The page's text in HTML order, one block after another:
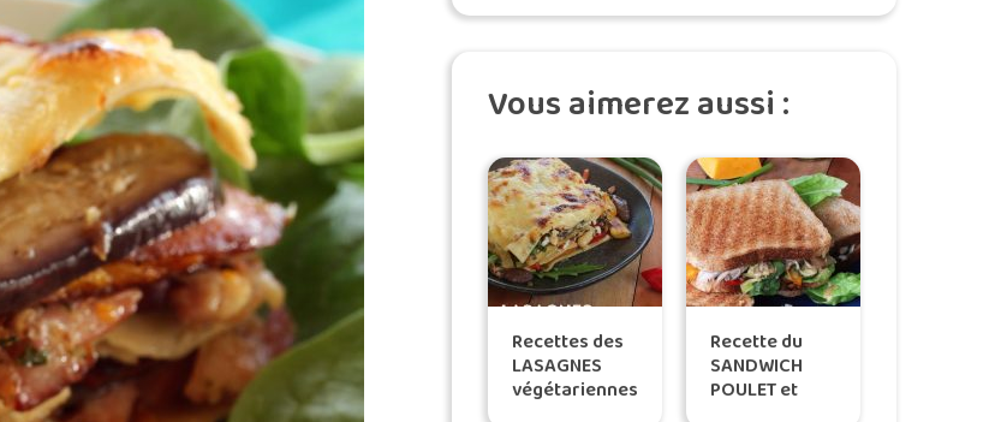
Vous aimerez aussi :
Recettes des
LASAGNES
végétariennes
Recette du
SANDWICH
POULET et